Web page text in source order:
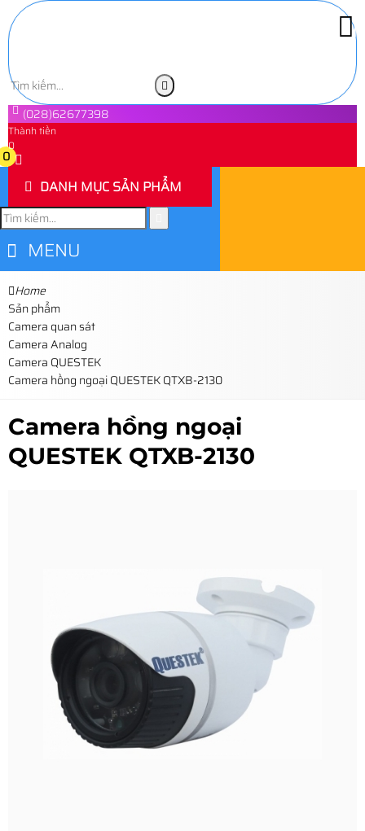
(028)62677398
Thành tiền
0
0
DANH MỤC SẢN PHẨM
MENU
Home
Sản phẩm
Camera quan sát
Camera Analog
Camera QUESTEK
Camera hồng ngoại QUESTEK QTXB-2130
Camera hồng ngoại
QUESTEK QTXB-2130